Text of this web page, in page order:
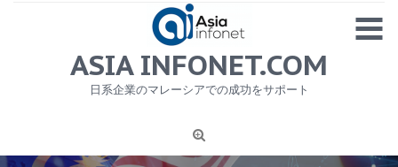
MENU
1
ニュース
ASIA INFONET.COM
日系企業のマレーシアでの成功をサポート